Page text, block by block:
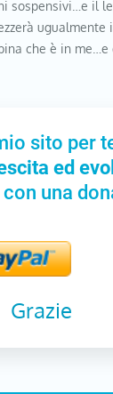
sospensivi…e il
che è in me…e
sito per
ed
una
Grazie